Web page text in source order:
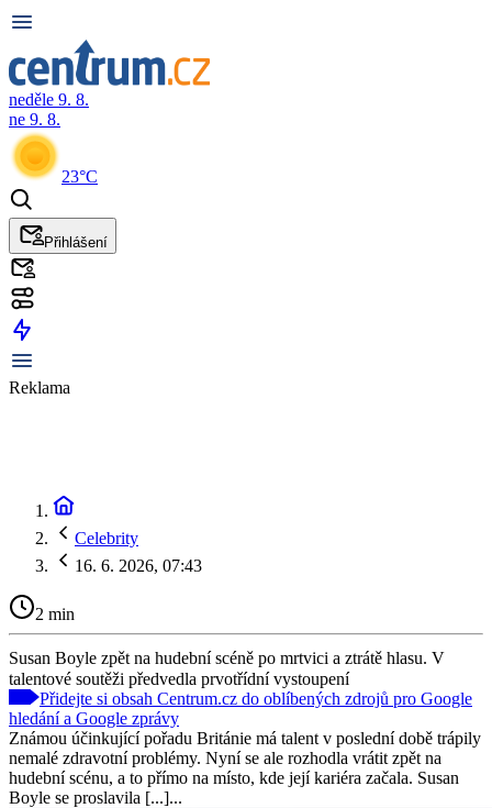
neděle 9. 8.
ne 9. 8.
23°C
Přihlášení
Reklama
Celebrity
16. 6. 2026, 07:43
2 min
Susan Boyle zpět na hudební scéně po mrtvici a ztrátě hlasu. V
talentové soutěži předvedla prvotřídní vystoupení
Přidejte si obsah Centrum.cz do oblíbených zdrojů pro Google
hledání a Google zprávy
Známou účinkující pořadu Británie má talent v poslední době trápily
nemalé zdravotní problémy. Nyní se ale rozhodla vrátit zpět na
hudební scénu, a to přímo na místo, kde její kariéra začala. Susan
Boyle se proslavila [...]...